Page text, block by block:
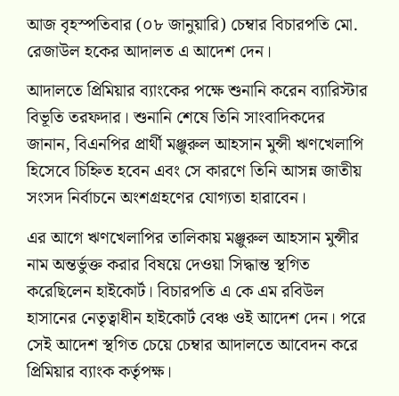
আজ বৃহস্পতিবার (০৮ জানুয়ারি) চেম্বার বিচারপতি মো.
রেজাউল হকের আদালত এ আদেশ দেন।
আদালতে প্রিমিয়ার ব্যাংকের পক্ষে শুনানি করেন ব্যারিস্টার
বিভূতি তরফদার। শুনানি শেষে তিনি সাংবাদিকদের
জানান, বিএনপির প্রার্থী মঞ্জুরুল আহসান মুন্সী ঋণখেলাপি
হিসেবে চিহ্নিত হবেন এবং সে কারণে তিনি আসন্ন জাতীয়
সংসদ নির্বাচনে অংশগ্রহণের যোগ্যতা হারাবেন।
এর আগে ঋণখেলাপির তালিকায় মঞ্জুরুল আহসান মুন্সীর
নাম অন্তর্ভুক্ত করার বিষয়ে দেওয়া সিদ্ধান্ত স্থগিত
করেছিলেন হাইকোর্ট। বিচারপতি এ কে এম রবিউল
হাসানের নেতৃত্বাধীন হাইকোর্ট বেঞ্চ ওই আদেশ দেন। পরে
সেই আদেশ স্থগিত চেয়ে চেম্বার আদালতে আবেদন করে
প্রিমিয়ার ব্যাংক কর্তৃপক্ষ।